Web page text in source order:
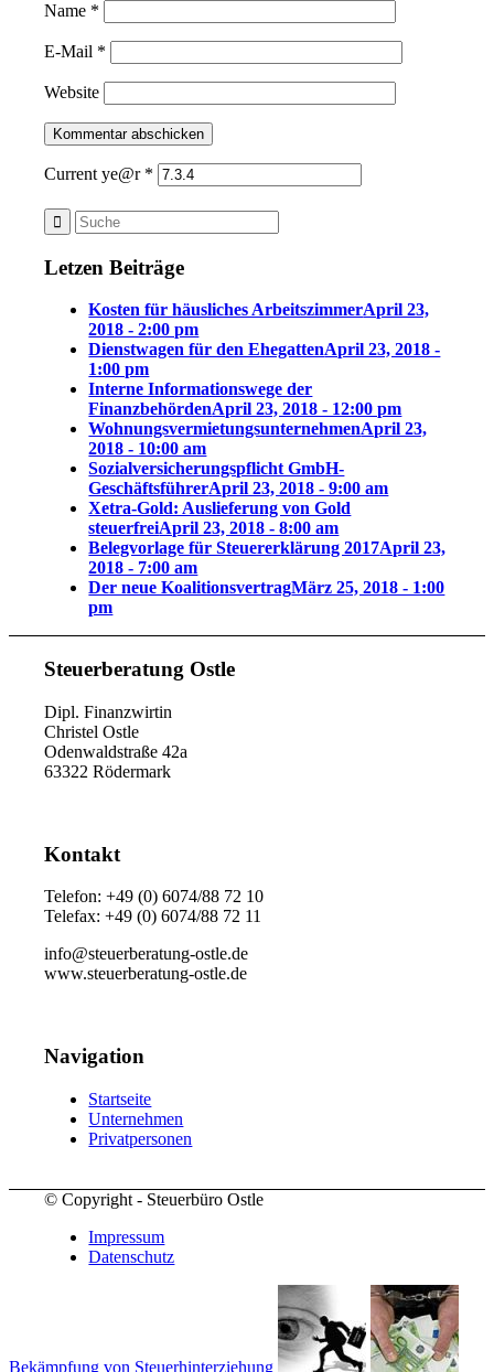
Name *
E-Mail *
Website
Current ye@r *
Letzen Beiträge
Kosten für häusliches ArbeitszimmerApril 23,
2018 - 2:00 pm
Dienstwagen für den EhegattenApril 23, 2018 -
1:00 pm
Interne Informationswege der
FinanzbehördenApril 23, 2018 - 12:00 pm
WohnungsvermietungsunternehmenApril 23,
2018 - 10:00 am
Sozialversicherungspflicht GmbH-
GeschäftsführerApril 23, 2018 - 9:00 am
Xetra-Gold: Auslieferung von Gold
steuerfreiApril 23, 2018 - 8:00 am
Belegvorlage für Steuererklärung 2017April 23,
2018 - 7:00 am
Der neue KoalitionsvertragMärz 25, 2018 - 1:00
pm
Steuerberatung Ostle
Dipl. Finanzwirtin
Christel Ostle
Odenwaldstraße 42a
63322 Rödermark
Kontakt
Telefon: +49 (0) 6074/88 72 10
Telefax: +49 (0) 6074/88 72 11
info@steuerberatung-ostle.de
www.steuerberatung-ostle.de
Navigation
Startseite
Unternehmen
Privatpersonen
© Copyright - Steuerbüro Ostle
Impressum
Datenschutz
Bekämpfung von Steuerhinterziehung